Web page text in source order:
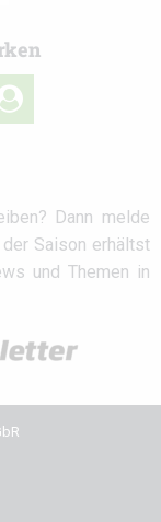
Dann melde
Saison erhältst
und Themen in